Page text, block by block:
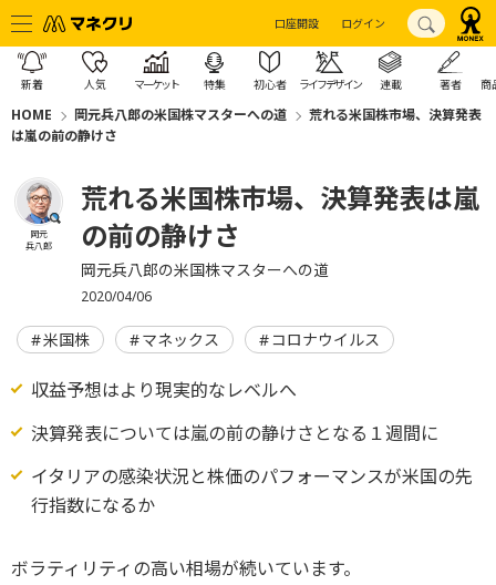
口座開設 ログイン
新着 人気 マーケット 特集 初心者 ライフデザイン 連載 著者 商
HOME 岡元兵八郎の米国株マスターへの道
荒れる米国株市場、決算発表
は嵐の前の静けさ
岡元
兵八郎
荒れる米国株市場、決算発表は嵐
の前の静けさ
岡元兵八郎の米国株マスターへの道
2020/04/06
米国株 マネックス コロナウイルス
収益予想はより現実的なレベルへ
決算発表については嵐の前の静けさとなる１週間に
イタリアの感染状況と株価のパフォーマンスが米国の先
行指数になるか
ボラティリティの高い相場が続いています。